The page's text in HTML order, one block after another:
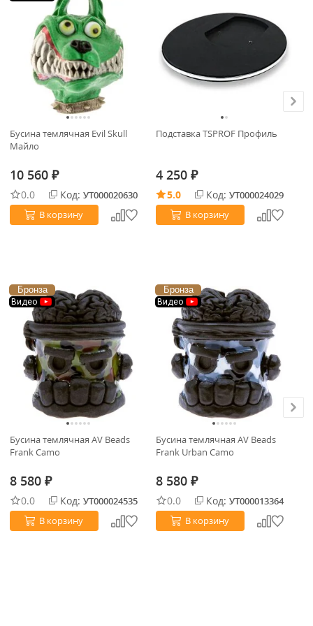
Бусина темлячная Evil Skull
Майло
10 560 ₽
0.0 Код: УТ000020630
В корзину
Подставка TSPROF Профиль
4 250 ₽
5.0 Код: УТ000024029
В корзину
Бронза
Видео
Бусина темлячная AV Beads
Frank Camo
8 580 ₽
0.0 Код: УТ000024535
В корзину
Бронза
Видео
Бусина темлячная AV Beads
Frank Urban Camo
8 580 ₽
0.0 Код: УТ000013364
В корзину